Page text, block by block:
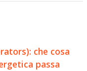
che cosa
passa